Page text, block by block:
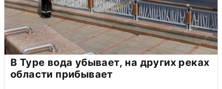
В Туре вода убывает, на других реках
области прибывает